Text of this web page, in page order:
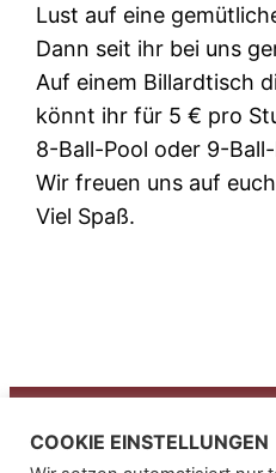
Lust auf eine
Dann seit ihr bei uns
Auf einem Billardtisch
könnt ihr für 5 € pro
8-Ball-Pool oder 9-
Wir freuen uns auf
Viel Spaß.
COOKIE EINSTELLUNGEN